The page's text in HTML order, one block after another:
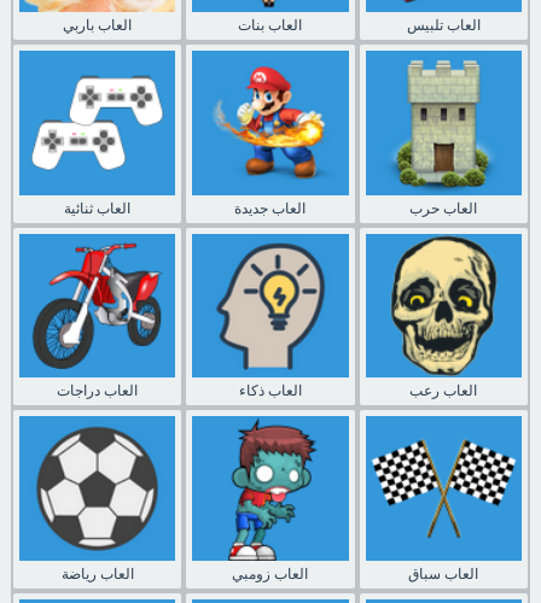
العاب باربي العاب بنات العاب تلبيس
العاب ثنائية العاب جديدة العاب حرب
العاب دراجات العاب ذكاء العاب رعب
العاب رياضة العاب زومبي العاب سباق